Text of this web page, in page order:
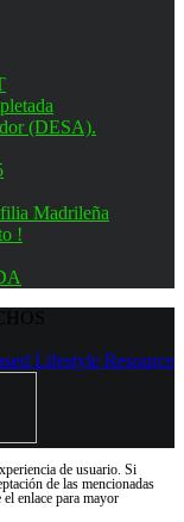
(DESA).
Madrileña
!
de usuario. Si
de las mencionadas
el enlace para mayor